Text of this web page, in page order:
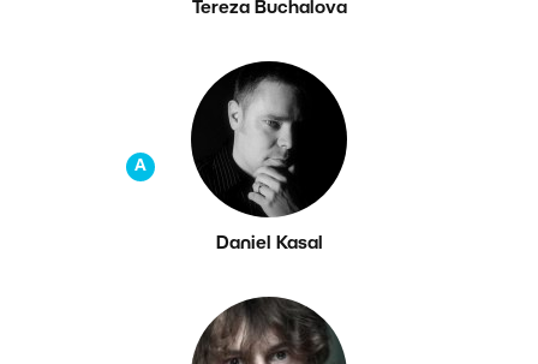
Tereza Buchalova
A
Daniel Kasal